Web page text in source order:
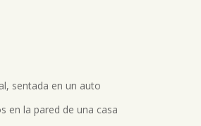
sentada en un auto
en la pared de una casa